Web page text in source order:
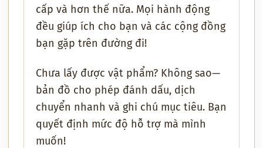
cấp và hơn thế nữa. Mọi hành động
đều giúp ích cho bạn và các cộng đồng
bạn gặp trên đường đi!
Chưa lấy được vật phẩm? Không sao—
bản đồ cho phép đánh dấu, dịch
chuyển nhanh và ghi chú mục tiêu. Bạn
quyết định mức độ hỗ trợ mà mình
muốn!